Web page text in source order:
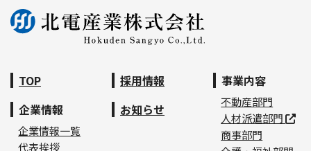
TOP
企業情報
企業情報一覧
代表挨拶
採用情報
お知らせ
事業内容
不動産部門
人材派遣部門
商事部門